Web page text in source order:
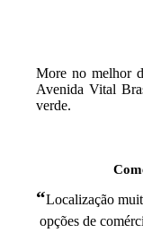
More no melhor
Avenida Vital
verde.
“Localização
opções de